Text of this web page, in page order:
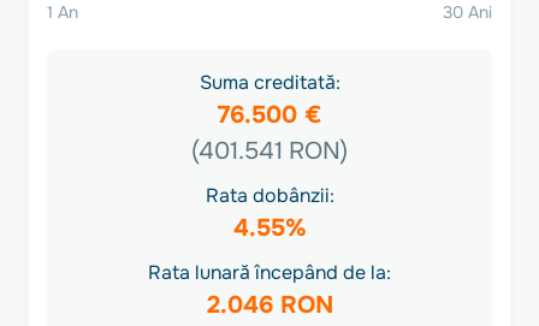
1 An 30 Ani
Suma creditată:
76.500 €
(401.541 RON)
Rata dobânzii:
4.55%
Rata lunară începând de la:
2.046 RON